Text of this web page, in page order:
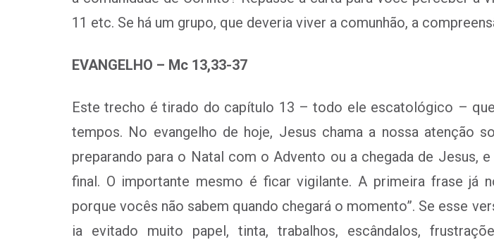
11 etc. Se há um grupo, que deveria viver a comunhão, a
EVANGELHO – Mc 13,33-37
Este trecho é tirado do capítulo 13 – todo ele escatológico –
tempos. No evangelho de hoje, Jesus chama a nossa atenção
preparando para o Natal com o Advento ou a chegada de Jesus,
final. O importante mesmo é ficar vigilante. A primeira frase já
porque vocês não sabem quando chegará o momento”. Se esse
ia evitado muito papel, tinta, trabalhos, escândalos,